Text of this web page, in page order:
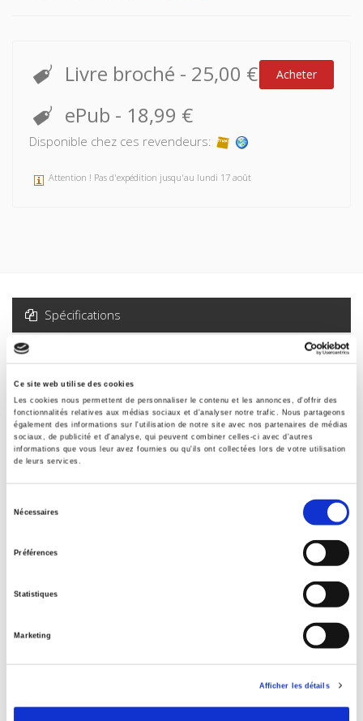
Ce site web utilise des cookies
Les cookies nous permettent de personnaliser le contenu et les annonces, d'offrir des
fonctionnalités relatives aux médias sociaux et d'analyser notre trafic. Nous partageons
également des informations sur l'utilisation de notre site avec nos partenaires de médias
sociaux, de publicité et d'analyse, qui peuvent combiner celles-ci avec d'autres
informations que vous leur avez fournies ou qu'ils ont collectées lors de votre utilisation
de leurs services.
Nécessaires
Préférences
Statistiques
Marketing
Afficher les détails
Livre broché - 25,00 € Acheter
ePub - 18,99 €
Disponible chez ces revendeurs:
Attention ! Pas d'expédition jusqu'au lundi 17 août
Spécifications
Sommaire
Spécifications
Éditeur
Presses de Sciences Po
2
Olivier Fillieule
Références